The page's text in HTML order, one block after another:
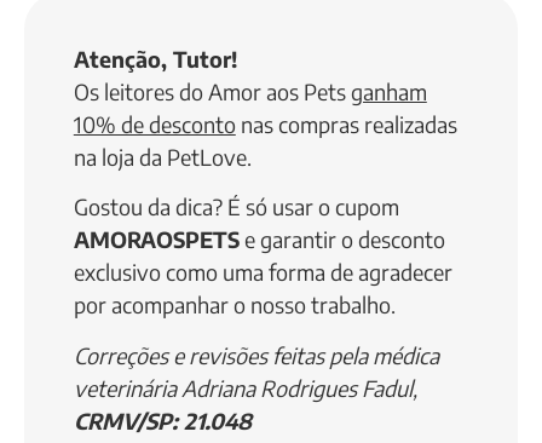
Atenção, Tutor!
Os leitores do Amor aos Petsganham
10% de descontonas compras realizadas
na loja da PetLove.
Gostou da dica? É só usar o cupom
AMORAOSPETSe garantir o desconto
exclusivo como uma forma de agradecer
por acompanhar o nosso trabalho.
Correções e revisões feitas pela médica
veterinária Adriana Rodrigues Fadul,
CRMV/SP: 21.048